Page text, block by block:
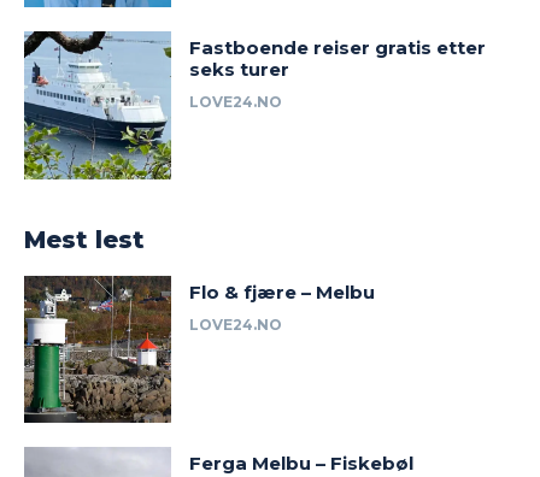
Fastboende reiser gratis etter
seks turer
LOVE24.NO
Mest lest
Flo & fjære – Melbu
LOVE24.NO
Ferga Melbu – Fiskebøl